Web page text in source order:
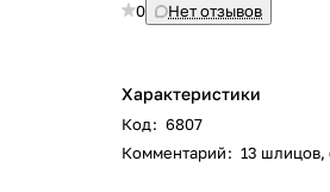
0 Нет отзывов
Характеристики
Код: 6807
Комментарий: 13 шлицов,